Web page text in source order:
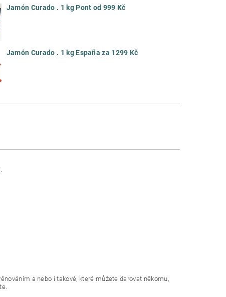
Jamón Curado . 1 kg Pont od 999 Kč
Jamón Curado . 1 kg España za 1299 Kč
a nebo i takové, které můžete darovat někomu,